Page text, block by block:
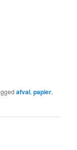
afval,papier,